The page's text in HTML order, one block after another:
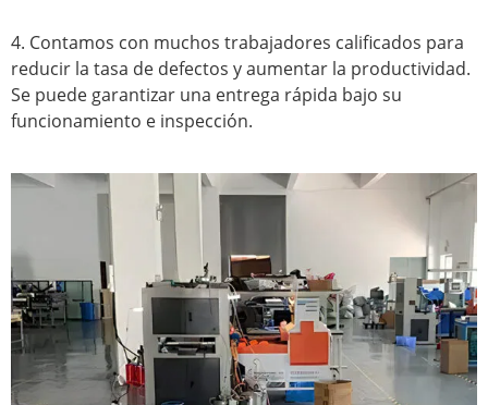
4. Contamos con muchos trabajadores calificados para
reducir la tasa de defectos y aumentar la productividad.
Se puede garantizar una entrega rápida bajo su
funcionamiento e inspección.